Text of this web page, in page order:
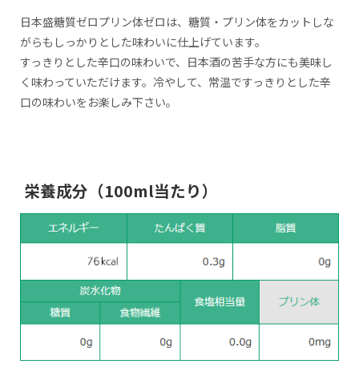
日本盛糖質ゼロプリン体ゼロは、糖質・プリン体をカットしな
がらもしっかりとした味わいに仕上げています。
すっきりとした辛口の味わいで、日本酒の苦手な方にも美味し
く味わっていただけます。冷やして、常温ですっきりとした辛
口の味わいをお楽しみ下さい。
栄養成分（100ml当たり）